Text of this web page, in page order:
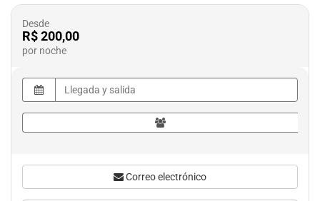
Desde
R$ 200,00
por noche
Correo electrónico